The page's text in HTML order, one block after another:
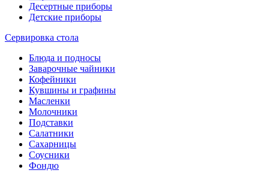
Десертные приборы
Детские приборы
Сервировка стола
Блюда и подносы
Заварочные чайники
Кофейники
Кувшины и графины
Масленки
Молочники
Подставки
Салатники
Сахарницы
Соусники
Фондю